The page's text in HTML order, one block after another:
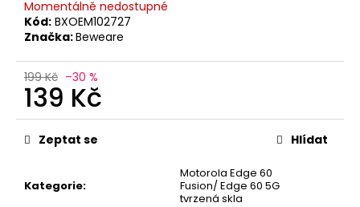
Momentálně nedostupné
Kód: BXOEM102727
Značka:Beweare
199 Kč –30 %
139 Kč
Měrná
cena:
Kategorie:
Motorola Edge 60
Fusion/ Edge 60 5G
tvrzená skla
Zeptat se Hlídat
u
m
e